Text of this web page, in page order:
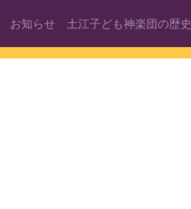
お知らせ 土江子ども神楽団の歴史